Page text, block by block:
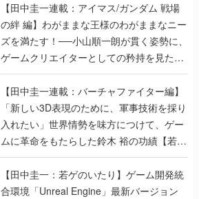
【田中圭一連載：アイマス/ガンダム 戦場
の絆 編】わがままな王様のわがままなニー
ズを満たす！──小山順一朗が貫く姿勢に、
ゲームクリエイターとしての矜持を見た
【若ゲのいたり最終回】
【田中圭一連載：バーチャファイター編】
「新しい3D表現のために、軍事技術を採り
入れたい」世界情勢を味方につけて、ゲー
ムに革命をもたらした鈴木 裕の功績【若ゲ
のいたり】
【田中圭一：若ゲのいたり】ゲーム開発統
合環境「Unreal Engine」最新バージョン